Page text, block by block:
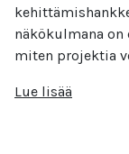
näkökulmana
miten projektia
Lue lisää